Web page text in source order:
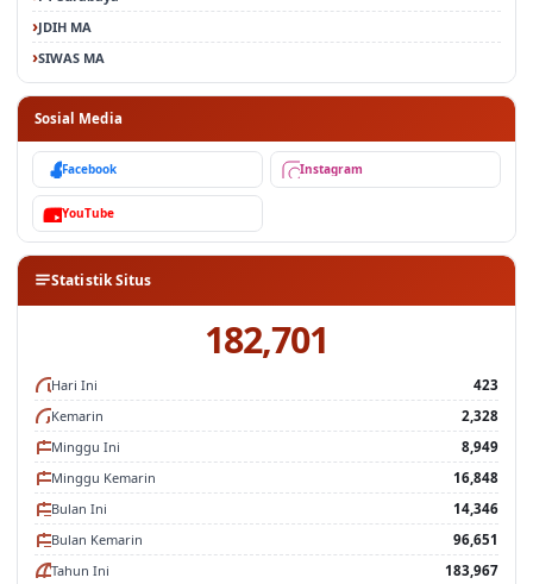
JDIH MA
SIWAS MA
Sosial Media
Facebook Instagram
YouTube
Statistik Situs
182,701
Hari Ini
423
Kemarin
2,328
Minggu Ini
8,949
Minggu Kemarin
16,848
Bulan Ini
14,346
Bulan Kemarin
96,651
Tahun Ini
183,967